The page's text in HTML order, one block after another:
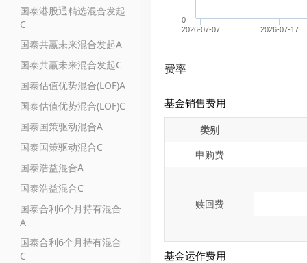
国泰港股通精选混合发起
C
国泰共赢未来混合发起A
国泰共赢未来混合发起C
国泰估值优势混合(LOF)A
国泰估值优势混合(LOF)C
国泰国策驱动混合A
国泰国策驱动混合C
国泰浩益混合A
国泰浩益混合C
国泰合利6个月持有混合
A
国泰合利6个月持有混合
C
2026-07-07 2026-07-17
0
费率
基金销售费用
类别
申购费
赎回费
基金运作费用